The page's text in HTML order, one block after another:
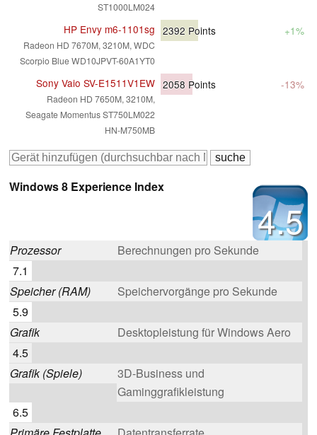
ST1000LM024
HP Envy m6-1101sg
Radeon HD 7670M, 3210M, WDC
Scorpio Blue WD10JPVT-60A1YT0
2392 Points +1%
Sony Vaio SV-E1511V1EW
Radeon HD 7650M, 3210M,
Seagate Momentus ST750LM022
HN-M750MB
2058 Points -13%
4.5
Windows 8 Experience Index
Prozessor
Berechnungen pro Sekunde
7.1
Speicher (RAM)
Speichervorgänge pro Sekunde
5.9
Grafik
Desktopleistung für Windows Aero
4.5
Grafik (Spiele)
3D-Business und
Gaminggrafikleistung
6.5